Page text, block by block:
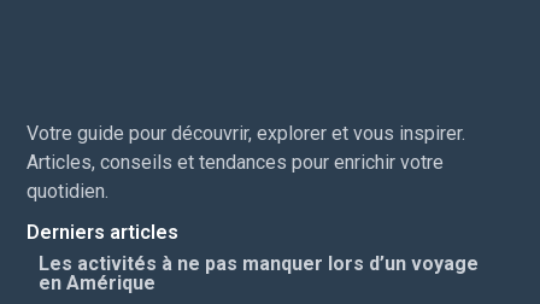
Votre guide pour découvrir, explorer et vous inspirer.
Articles, conseils et tendances pour enrichir votre
quotidien.
Derniers articles
Les activités à ne pas manquer lors d’un voyage
en Amérique